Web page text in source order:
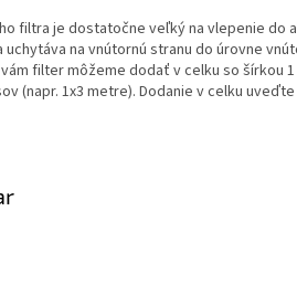
filtra je dostatočne veľký na vlepenie do
uchytáva na vnútornú stranu do úrovne
filter môžeme dodať v celku so šírkou
(napr. 1x3 metre). Dodanie v celku